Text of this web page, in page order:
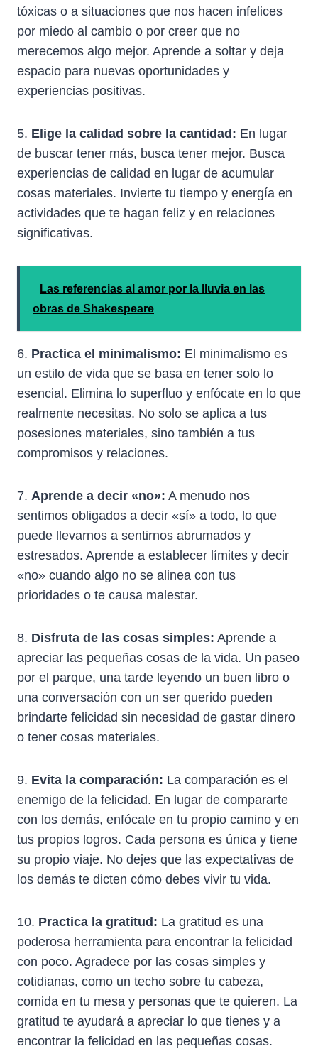
tóxicas o a situaciones que nos hacen infelices
por miedo al cambio o por creer que no
merecemos algo mejor. Aprende a soltar y deja
espacio para nuevas oportunidades y
experiencias positivas.
5. Elige la calidad sobre la cantidad: En lugar
de buscar tener más, busca tener mejor. Busca
experiencias de calidad en lugar de acumular
cosas materiales. Invierte tu tiempo y energía en
actividades que te hagan feliz y en relaciones
significativas.
Las referencias al amor por la lluvia en las
obras de Shakespeare
6. Practica el minimalismo: El minimalismo es
un estilo de vida que se basa en tener solo lo
esencial. Elimina lo superfluo y enfócate en lo que
realmente necesitas. No solo se aplica a tus
posesiones materiales, sino también a tus
compromisos y relaciones.
7. Aprende a decir «no»: A menudo nos
sentimos obligados a decir «sí» a todo, lo que
puede llevarnos a sentirnos abrumados y
estresados. Aprende a establecer límites y decir
«no» cuando algo no se alinea con tus
prioridades o te causa malestar.
8. Disfruta de las cosas simples: Aprende a
apreciar las pequeñas cosas de la vida. Un paseo
por el parque, una tarde leyendo un buen libro o
una conversación con un ser querido pueden
brindarte felicidad sin necesidad de gastar dinero
o tener cosas materiales.
9. Evita la comparación: La comparación es el
enemigo de la felicidad. En lugar de compararte
con los demás, enfócate en tu propio camino y en
tus propios logros. Cada persona es única y tiene
su propio viaje. No dejes que las expectativas de
los demás te dicten cómo debes vivir tu vida.
10. Practica la gratitud: La gratitud es una
poderosa herramienta para encontrar la felicidad
con poco. Agradece por las cosas simples y
cotidianas, como un techo sobre tu cabeza,
comida en tu mesa y personas que te quieren. La
gratitud te ayudará a apreciar lo que tienes y a
encontrar la felicidad en las pequeñas cosas.